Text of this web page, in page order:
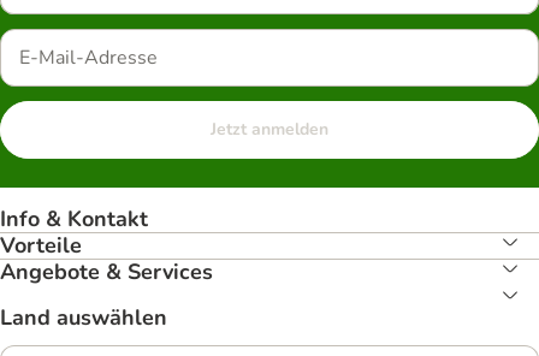
Jetzt anmelden
Info & Kontakt
Vorteile
Angebote & Services
Land auswählen